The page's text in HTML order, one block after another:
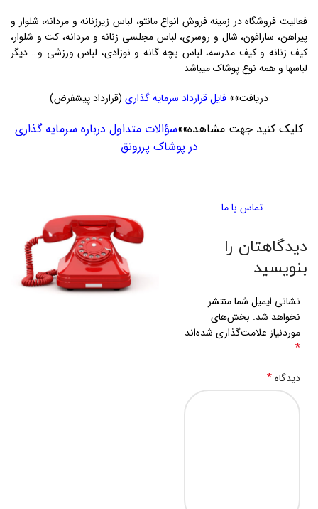
فعالیت فروشگاه در زمینه فروش انواع مانتو، لباس زیرزنانه و مردانه، شلوار و
پیراهن، سارافون، شال و روسری، لباس مجلسی زنانه و مردانه، کت و شلوار،
کیف زنانه و کیف مدرسه، لباس بچه گانه و نوزادی، لباس ورزشی و… دیگر
لباسها و همه نوع پوشاک میباشد
دریافت»» فایل قرارداد سرمایه گذاری (قرارداد پیشفرض)
کلیک کنید جهت مشاهده»»سؤالات متداول درباره سرمایه گذاری
در پوشاک پررونق
تماس با ما
دیدگاهتان را
بنویسید
نشانی ایمیل شما منتشر
نخواهد شد. بخش‌های
موردنیاز علامت‌گذاری شده‌اند
*
دیدگاه*